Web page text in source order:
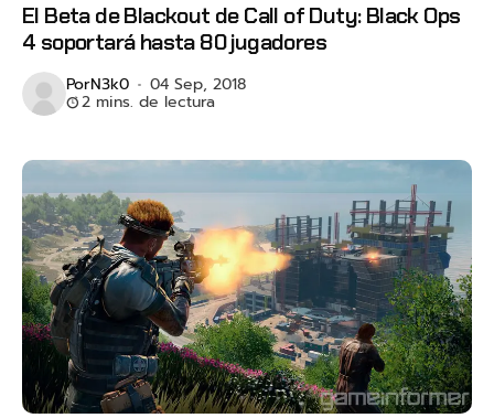
El Beta de Blackout de Call of Duty: Black Ops
4 soportará hasta 80 jugadores
PorN3k0 04 Sep, 2018
2 mins. de lectura